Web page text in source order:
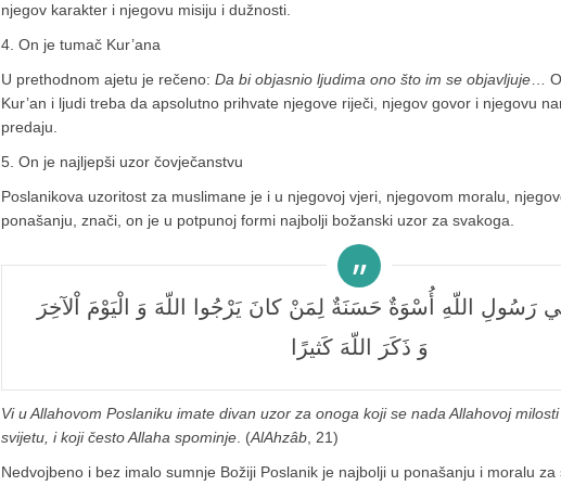
njegov karakter i njegovu misiju i dužnosti.
4. On je tumač Kur’ana
U prethodnom ajetu je rečeno: Da bi objasnio ljudima ono što im se objavljuje…
Kur’an i ljudi treba da apsolutno prihvate njegove riječi, njegov govor i njegovu
predaju.
5. On je najljepši uzor čovječanstvu
Poslanikova uzoritost za muslimane je i u njegovoj vjeri, njegovom moralu,
ponašanju, znači, on je u potpunoj formi najbolji božanski uzor za svakoga.
وَ ذَكَرَ اللّهَ كَثيرًا
Vi u Allahovom Poslaniku imate divan uzor za onoga koji se nada Allahovoj
svijetu, i koji često Allaha spominje. (Al­Ahzâb, 21)
Nedvojbeno i bez imalo sumnje Božiji Poslanik je najbolji u ponašanju i moralu